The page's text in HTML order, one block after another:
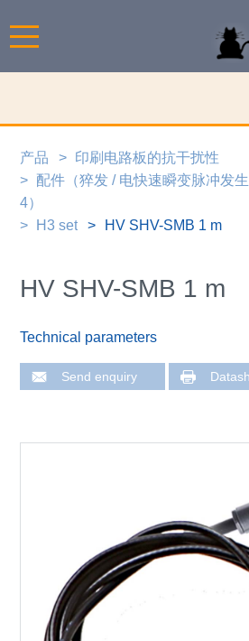
产品
印刷电路板的抗干扰性
配件（猝发 / 电快速瞬变脉冲发
4）
H3 set
HV SHV-SMB 1 m
HV SHV-SMB 1 m
Technical parameters
Send enquiry